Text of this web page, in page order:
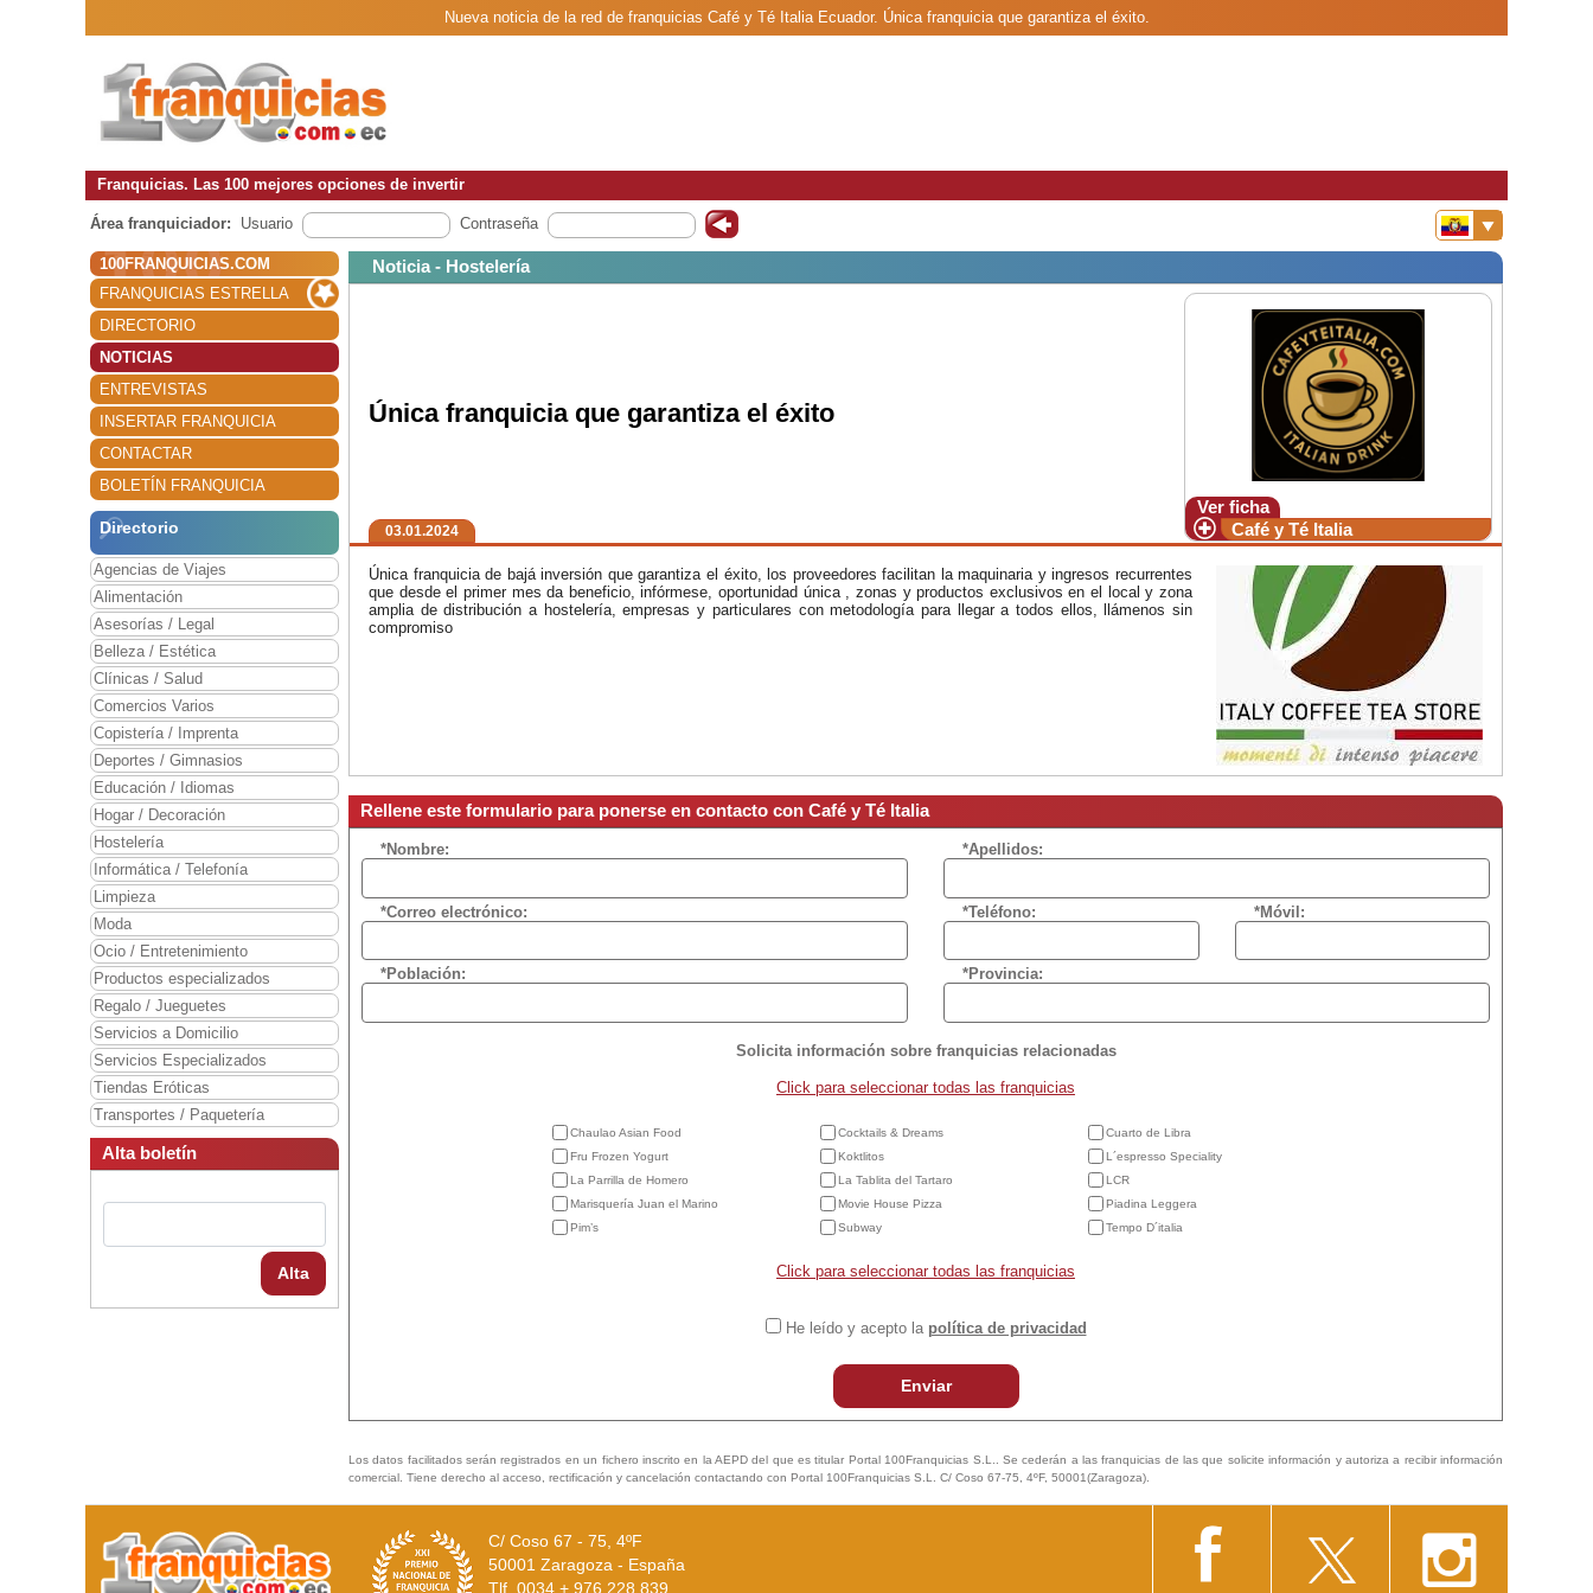
Nueva noticia de la red de franquicias Café y Té Italia Ecuador. Única franquicia que garantiza el éxito.
Franquicias. Las 100 mejores opciones de invertir
Área franquiciador: Usuario Contraseña
100FRANQUICIAS.COM
FRANQUICIAS ESTRELLA
DIRECTORIO
NOTICIAS
ENTREVISTAS
INSERTAR FRANQUICIA
CONTACTAR
BOLETÍN FRANQUICIA
Directorio
Agencias de Viajes
Alimentación
Asesorías / Legal
Belleza / Estética
Clínicas / Salud
Comercios Varios
Copistería / Imprenta
Deportes / Gimnasios
Educación / Idiomas
Hogar / Decoración
Hostelería
Informática / Telefonía
Limpieza
Moda
Ocio / Entretenimiento
Productos especializados
Regalo / Jueguetes
Servicios a Domicilio
Servicios Especializados
Tiendas Eróticas
Transportes / Paquetería
Alta boletín
Alta
Noticia - Hostelería
Ver ficha
Café y Té Italia
Única franquicia que garantiza el éxito
03.01.2024
Única franquicia de bajá inversión que garantiza el éxito, los proveedores facilitan la maquinaria y ingresos recurrentes
que desde el primer mes da beneficio, infórmese, oportunidad única , zonas y productos exclusivos en el local y zona
amplia de distribución a hostelería, empresas y particulares con metodología para llegar a todos ellos, llámenos sin
compromiso
Rellene este formulario para ponerse en contacto con Café y Té Italia
*Nombre: *Apellidos:
*Correo electrónico: *Teléfono: *Móvil:
*Población: *Provincia:
Solicita información sobre franquicias relacionadas
Click para seleccionar todas las franquicias
Chaulao Asian Food Cocktails & Dreams
Cuarto de Libra
Fru Frozen Yogurt
Koktlitos
L´espresso Speciality
La Parrilla de Homero
La Tablita del Tartaro
LCR
Marisquería Juan el Marino
Movie House Pizza
Piadina Leggera
Pim’s
Subway Tempo D´italia
Click para seleccionar todas las franquicias
He leído y acepto la política de privacidad
Enviar
Los datos facilitados serán registrados en un fichero inscrito en la AEPD del que es titular Portal 100Franquicias S.L.. Se cederán a las franquicias de las que solicite información y autoriza a recibir información
comercial. Tiene derecho al acceso, rectificación y cancelación contactando con Portal 100Franquicias S.L. C/ Coso 67-75, 4ºF, 50001(Zaragoza).
C/ Coso 67 - 75, 4ºF
50001 Zaragoza - España
Tlf. 0034 + 976 228 839